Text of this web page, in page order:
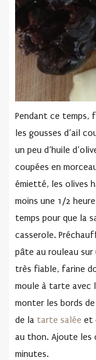
Pendant ce temps,
les gousses d’ail
un peu d’huile
coupées en
émietté, les olives
moins une 1/2
temps pour que la
casserole.
pâte au rouleau
très fiable, farine
moule à tarte avec
monter les bords
de la tarte salée et
au thon. Ajoute les
minutes.